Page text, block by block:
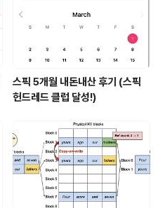
스픽 5개월 내돈내산 후기 (스픽
헌드레드 클럽 달성!)